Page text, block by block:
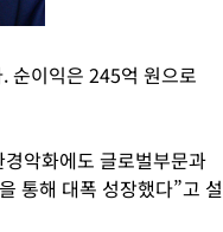
순이익은 245억 원으로
악화에도 글로벌부문과
통해 대폭 성장했다”고 설